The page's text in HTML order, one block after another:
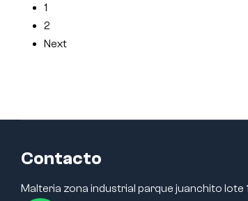
1
2
Next
Contacto
Malteria zona industrial parque juanchito lote